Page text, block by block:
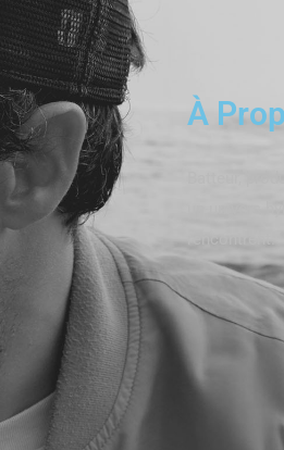
À
rencontrent.